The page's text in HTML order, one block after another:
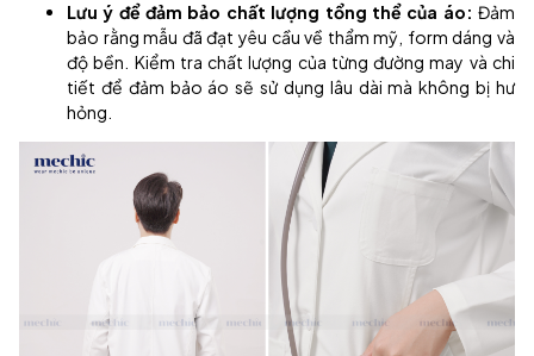
Lưu ý để đảm bảo chất lượng tổng thể của áo: Đảm
bảo rằng mẫu đã đạt yêu cầu về thẩm mỹ, form dáng và
độ bền. Kiểm tra chất lượng của từng đường may và chi
tiết để đảm bảo áo sẽ sử dụng lâu dài mà không bị hư
hỏng.